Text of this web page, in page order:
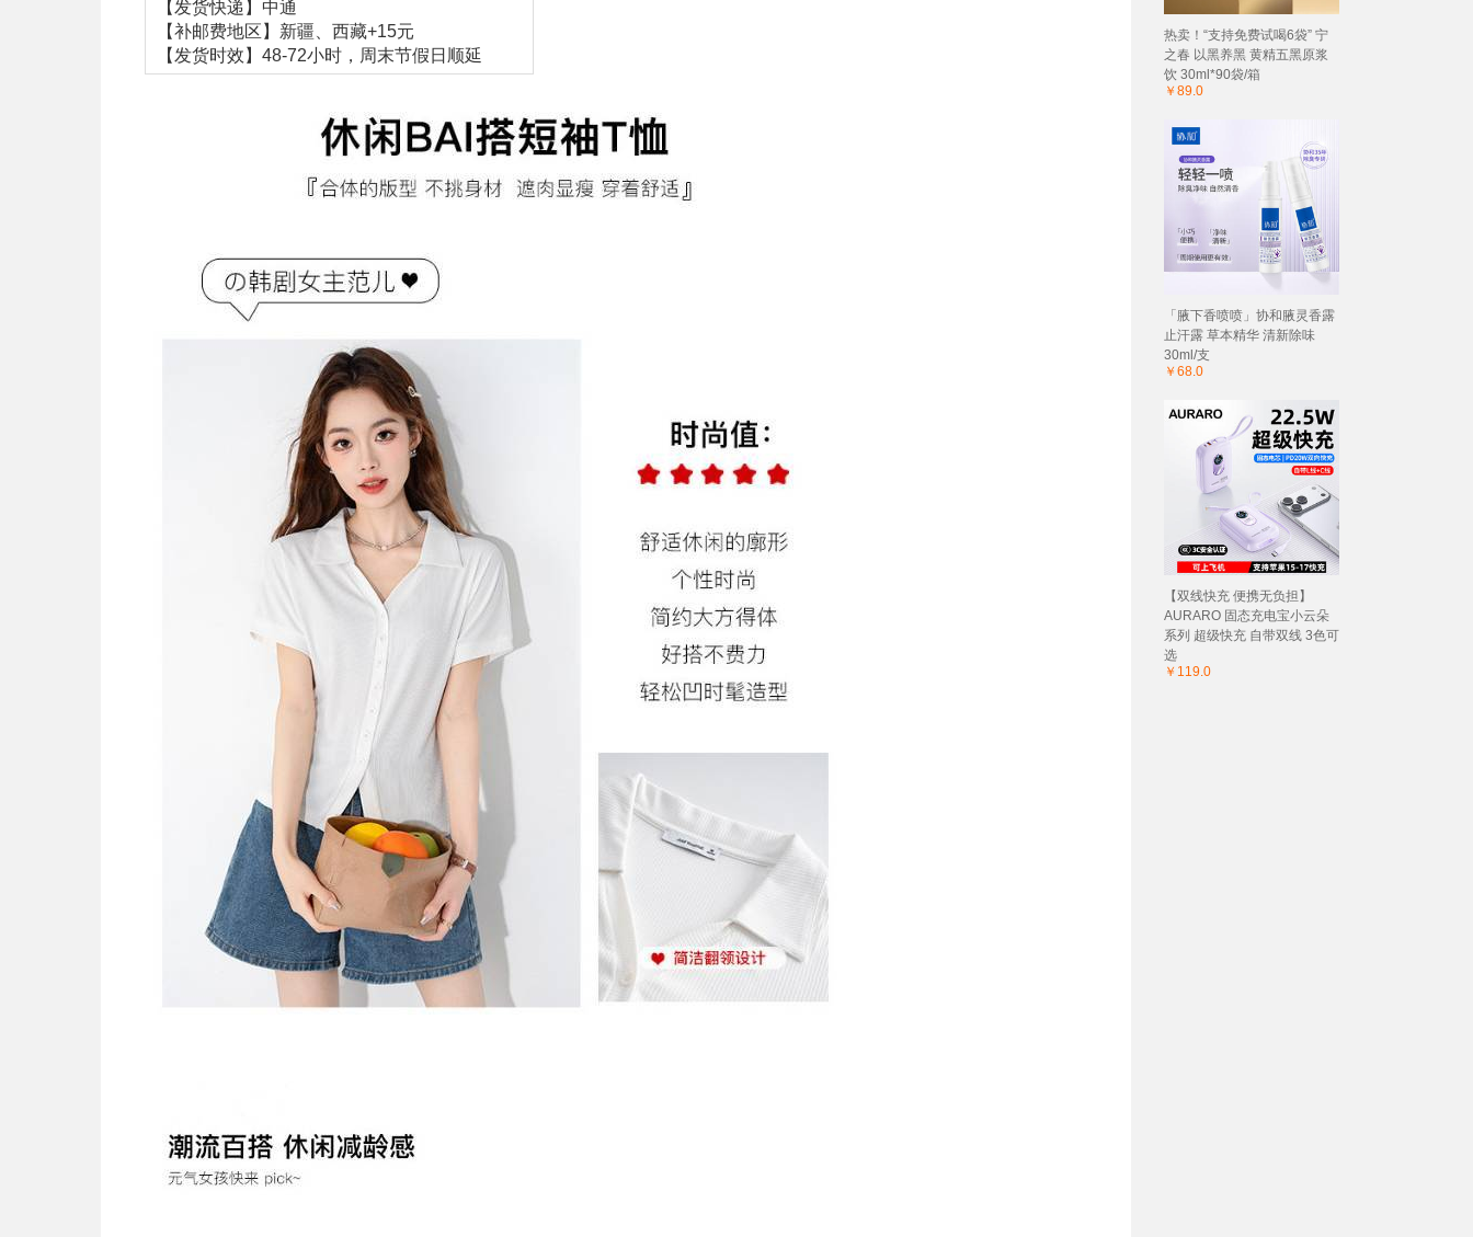
【发货快递】中通
【补邮费地区】新疆、西藏+15元
【发货时效】48-72小时，周末节假日顺延
热卖！“支持免费试喝6袋” 宁
之春 以黑养黑 黄精五黑原浆
饮 30ml*90袋/箱
￥89.0
「腋下香喷喷」协和腋灵香露
止汗露 草本精华 清新除味
30ml/支
￥68.0
【双线快充 便携无负担】
AURARO 固态充电宝小云朵
系列 超级快充 自带双线 3色可
选
￥119.0